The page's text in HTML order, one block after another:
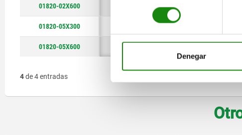
consentimiento
Denegar
01820-02X600
01820-05X300
01820-05X600
4de 4 entradas